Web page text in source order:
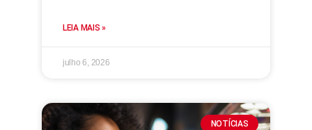
LEIA MAIS »
julho 6, 2026
NOTÍCIAS